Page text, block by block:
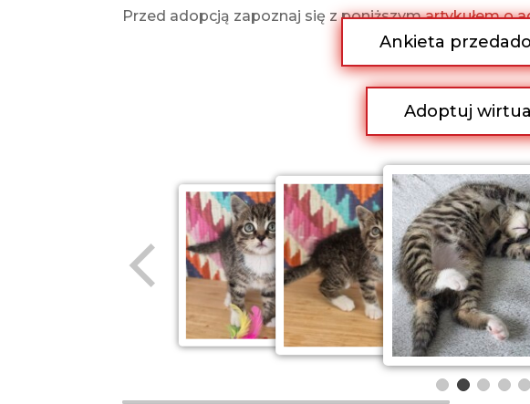
Przed adopcją zapoznaj się z poniższymartykułem o
Ankieta
Adoptuj